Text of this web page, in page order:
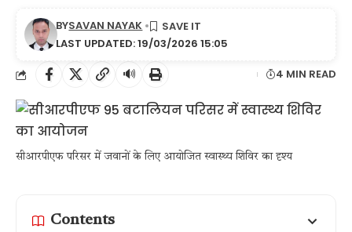
LAST UPDATED: 19/03/2026 15:05
BYSAVAN NAYAK
🔊 4 MIN READ
सीआरपीएफ परिसर में जवानों के लिए आयोजित स्वास्थ्य शिविर का दृश्य
Contents